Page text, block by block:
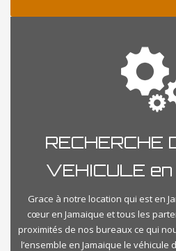
RECHERCHE
VEHICULE
Grace à notre location qui est en
cœur en Jamaique et tous les
proximités de nos bureaux ce qui
l’ensemble en Jamaique le véhicule